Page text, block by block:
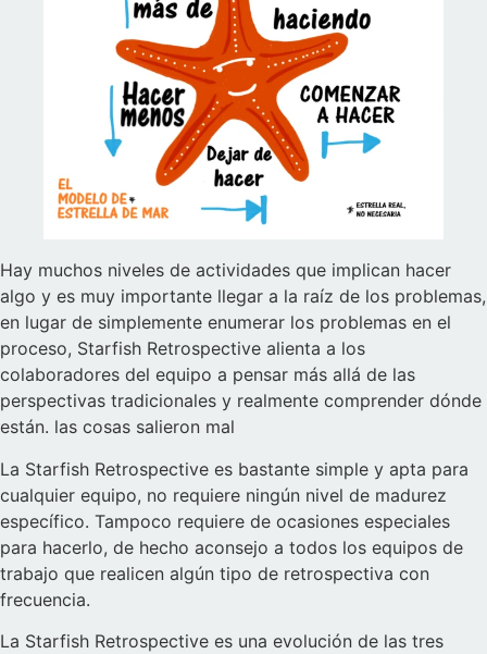
Hay muchos niveles de actividades que implican hacer
algo y es muy importante llegar a la raíz de los problemas,
en lugar de simplemente enumerar los problemas en el
proceso, Starfish Retrospective alienta a los
colaboradores del equipo a pensar más allá de las
perspectivas tradicionales y realmente comprender dónde
están. las cosas salieron mal
La Starfish Retrospective es bastante simple y apta para
cualquier equipo, no requiere ningún nivel de madurez
específico. Tampoco requiere de ocasiones especiales
para hacerlo, de hecho aconsejo a todos los equipos de
trabajo que realicen algún tipo de retrospectiva con
frecuencia.
La Starfish Retrospective es una evolución de las tres